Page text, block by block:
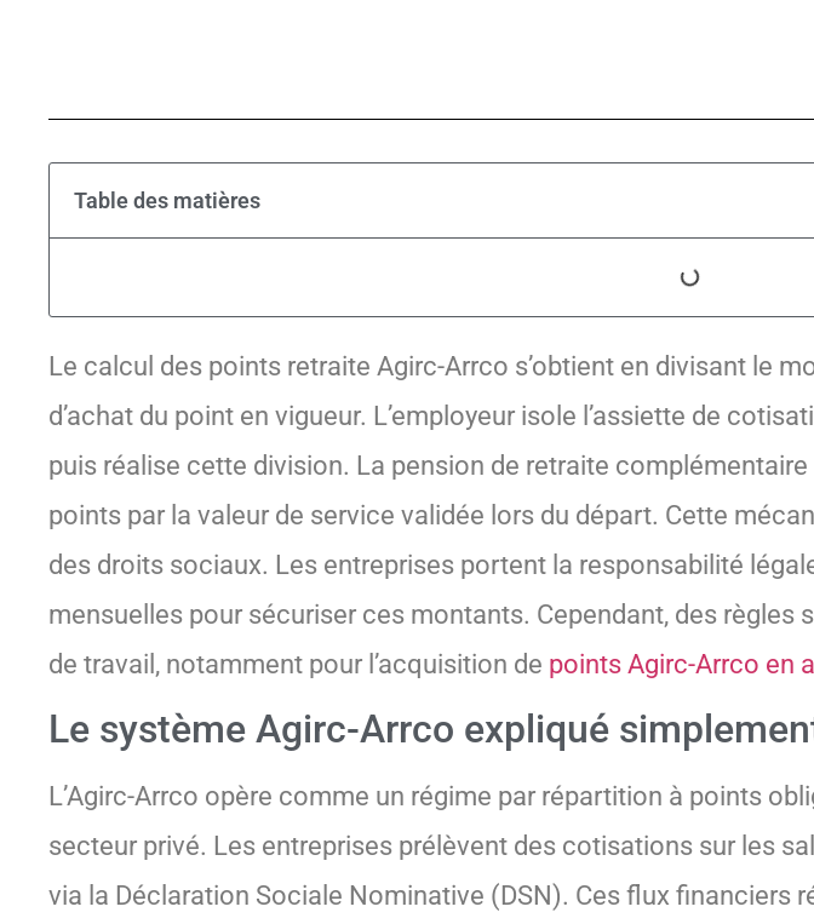
Table des matières
Le calcul des points retraite Agirc-Arrco s’obtient en divisant le
d’achat du point en vigueur. L’employeur isole l’assiette de
puis réalise cette division. La pension de retraite
points par la valeur de service validée lors du départ. Cette
des droits sociaux. Les entreprises portent la responsabilité
mensuelles pour sécuriser ces montants. Cependant, des règles
de travail, notamment pour l’acquisition de points Agirc-Arrco en
Le système Agirc-Arrco expliqué
L’Agirc-Arrco opère comme un régime par répartition à points
secteur privé. Les entreprises prélèvent des cotisations sur les
via la Déclaration Sociale Nominative (DSN). Ces flux financiers